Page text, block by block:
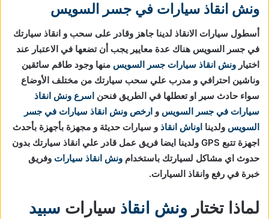
ونش انقاذ سيارات في جسر السويس
أسطول سيارات الانقاذ لدينا جاهز وقادر على سحب و انقاذ سيارتك
في جسر السويس هناك عدة معايير يجب أن تضعها في الاعتبار عند
اختيار ونش انقاذ سيارات جسر السويس منها وجود طاقم سائقين
وناشين احترافي و مدرب علي سحب سيارتك من مختلف الأوضاع
سواء حادث سير او تعطلها في الطريق فنحن اسرع ونش انقاذ
سيارات في جسر السويس و ارخص ونش انقاذ سيارات في جسر
السويس ولدينا اوناش انقاذ و سيارات حديثة و مجهزة بأجهزة بأحدث
اجهزة تتبع GPS ولدينا ايضا فريق عمل قادر علي انقاذ سيارتك بدون
حدوث اي مشاكل لسيارتك باستخدام ونش انقاذ سيارات وفريق
خبرة في رفع وانقاذ السيارات.
لماذا تختار ونش انقاذ سيارات سبيد